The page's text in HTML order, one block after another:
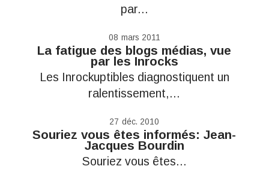
par...
08 mars 2011
La fatigue des blogs médias, vue
par les Inrocks
Les Inrockuptibles diagnostiquent un
ralentissement,...
27 déc. 2010
Souriez vous êtes informés: Jean-
Jacques Bourdin
Souriez vous êtes...